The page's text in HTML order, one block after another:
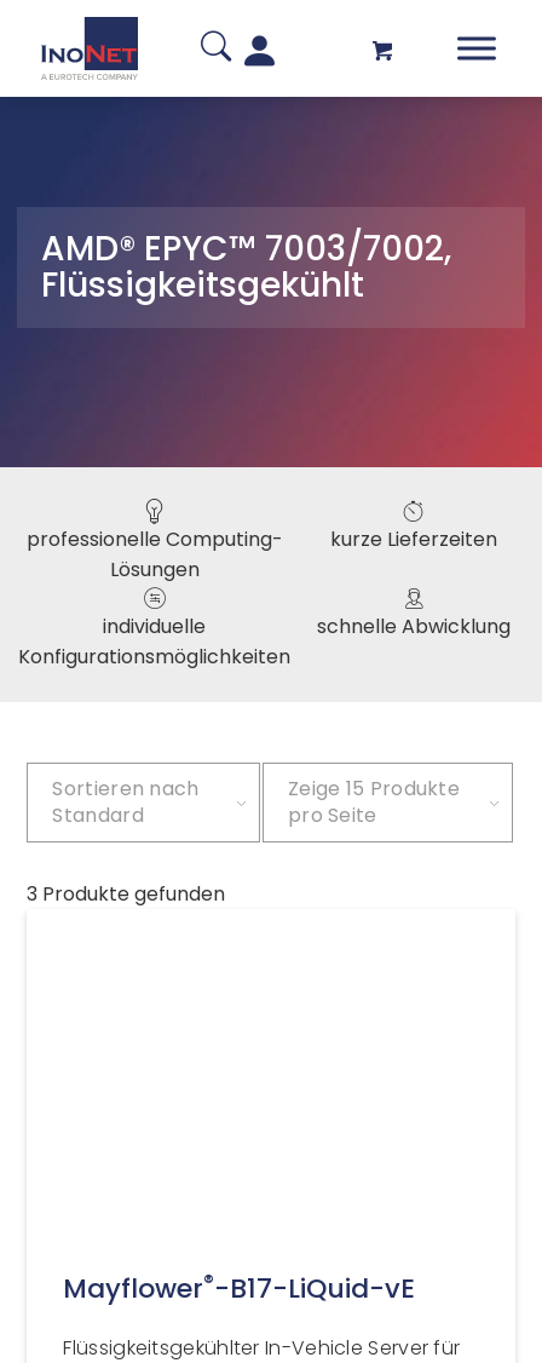
AMD® EPYC™ 7003/7002,
Flüssigkeitsgekühlt
professionelle Computing-
Lösungen
kurze Lieferzeiten
individuelle
Konfigurationsmöglichkeiten
schnelle Abwicklung
Sortieren nach
Standard
Zeige 15 Produkte
pro Seite
3 Produkte gefunden
Mayflower®-B17-LiQuid-vE
Flüssigkeitsgekühlter In-Vehicle Server für